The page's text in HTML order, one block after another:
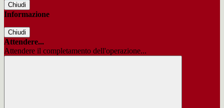
Chiudi
Informazione
Chiudi
Attendere...
Attendere il completamento dell'operazione...